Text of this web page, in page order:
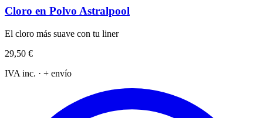
Cloro en Polvo Astralpool
El cloro más suave con tu liner
29,50 €
IVA inc. · + envío